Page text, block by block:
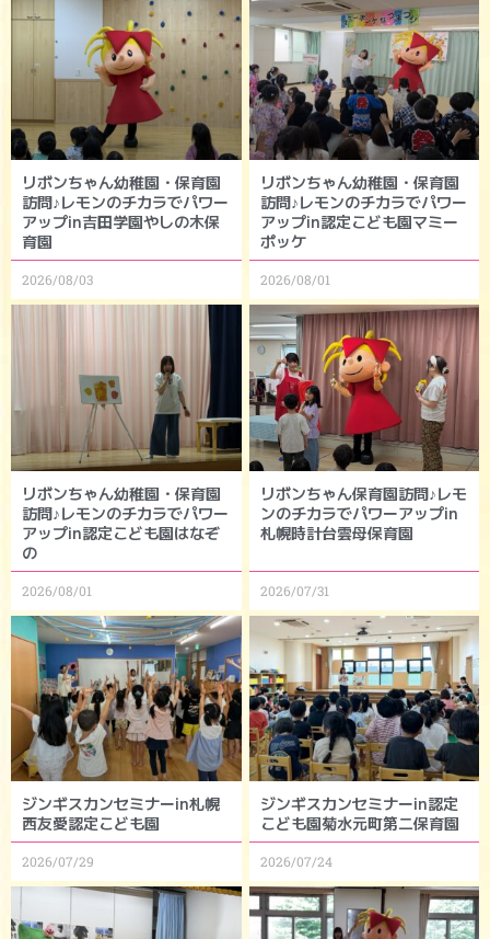
リボンちゃん幼稚園・保育園
訪問♪レモンのチカラでパワー
アップin吉田学園やしの木保
育園
2026/08/03
リボンちゃん幼稚園・保育園
訪問♪レモンのチカラでパワー
アップin認定こども園マミー
ポッケ
2026/08/01
リボンちゃん幼稚園・保育園
訪問♪レモンのチカラでパワー
アップin認定こども園はなぞ
の
2026/08/01
リボンちゃん保育園訪問♪レモ
ンのチカラでパワーアップin
札幌時計台雲母保育園
2026/07/31
ジンギスカンセミナーin札幌
西友愛認定こども園
2026/07/29
ジンギスカンセミナーin認定
こども園菊水元町第二保育園
2026/07/24